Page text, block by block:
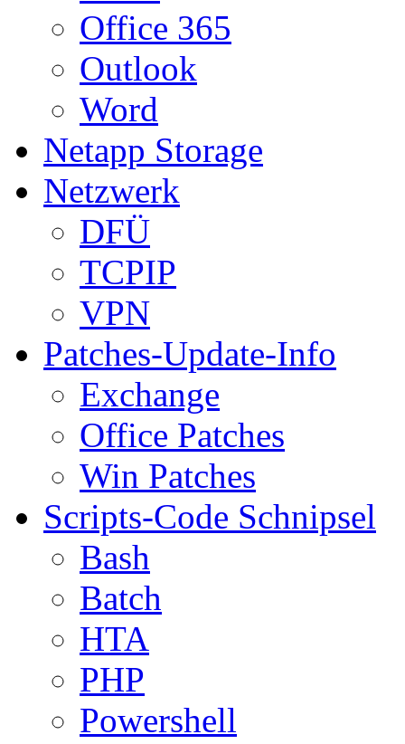
Office 365
Outlook
Word
Netapp Storage
Netzwerk
DFÜ
TCPIP
VPN
Patches-Update-Info
Exchange
Office Patches
Win Patches
Scripts-Code Schnipsel
Bash
Batch
HTA
PHP
Powershell